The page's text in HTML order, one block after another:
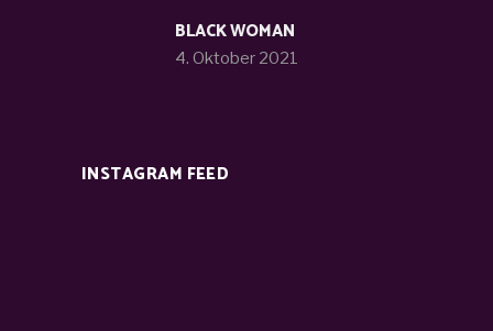
BLACK WOMAN
4. Oktober 2021
INSTAGRAM FEED